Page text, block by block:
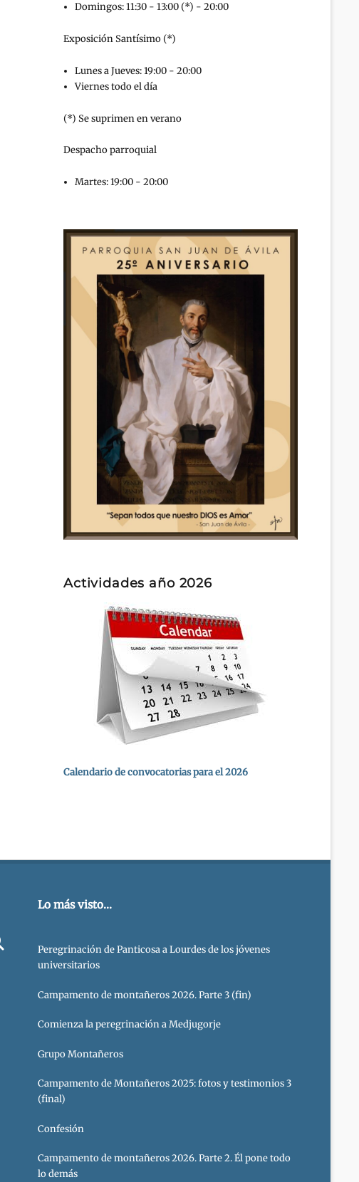
Domingos: 11:30 - 13:00 (*) - 20:00
Exposición Santísimo (*)
Lunes a Jueves: 19:00 - 20:00
Viernes todo el día
(*) Se suprimen en verano
Despacho parroquial
Martes: 19:00 - 20:00
Actividades año 2026
Calendario de convocatorias para el 2026
Lo más visto...
Peregrinación de Panticosa a Lourdes de los jóvenes
universitarios
Campamento de montañeros 2026. Parte 3 (fin)
Comienza la peregrinación a Medjugorje
Grupo Montañeros
Campamento de Montañeros 2025: fotos y testimonios 3
(final)
Confesión
Campamento de montañeros 2026. Parte 2. Él pone todo
lo demás